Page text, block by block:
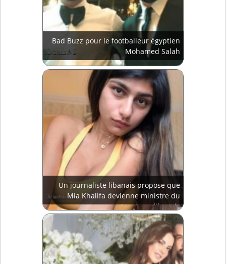
Bad Buzz pour le footballeur égyptien
Mohamed Salah
Un journaliste libanais propose que
Mia Khalifa devienne ministre du
tourisme libanais